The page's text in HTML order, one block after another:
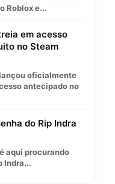
Roblox e...
em acesso
no Steam
oficialmente
antecipado no
do Rip Indra
aqui procurando
Indra...